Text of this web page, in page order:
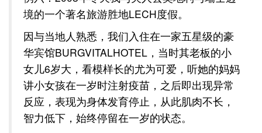
境的一个著名旅游胜地LECH度假。
因与当地人熟悉，我们入住在一家五星级的豪
华宾馆BURGVITALHOTEL，当时其老板的小
女儿6岁大，看模样长的尤为可爱，听她的妈妈
讲小女孩在一岁时注射疫苗，之后即出现异常
反应，表现为身体发育停止，从此肌肉不长，
智力低下，始终停留在一岁的状态。